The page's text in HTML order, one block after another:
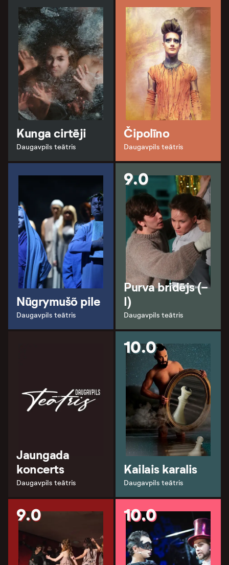
Kunga cirtēji
Daugavpils teātris
Čipolīno
Daugavpils teātris
Nūgrymušõ pile
Daugavpils teātris
9.0
Purva bridējs (-
I)
Daugavpils teātris
Jaungada
koncerts
Daugavpils teātris
10.0
Kailais karalis
Daugavpils teātris
9.0 10.0